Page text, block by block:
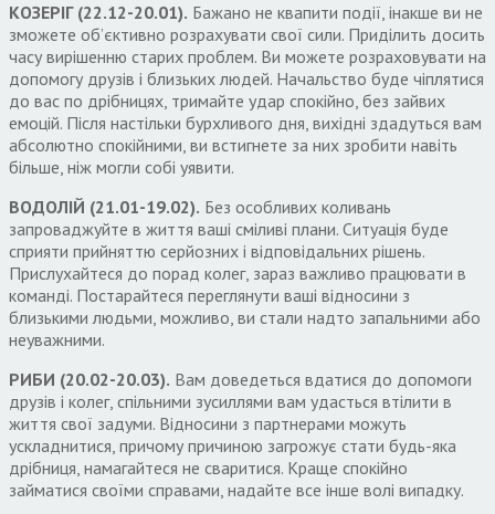
КОЗЕРІГ (22.12-20.01). Бажано не квапити події, інакше ви не
зможете об’єктивно розрахувати свої сили. Приділить досить
часу вирішенню старих проблем. Ви можете розраховувати на
допомогу друзів і близьких людей. Начальство буде чіплятися
до вас по дрібницях, тримайте удар спокійно, без зайвих
емоцій. Після настільки бурхливого дня, вихідні здадуться вам
абсолютно спокійними, ви встигнете за них зробити навіть
більше, ніж могли собі уявити.
ВОДОЛІЙ (21.01-19.02). Без особливих коливань
запроваджуйте в життя ваші сміливі плани. Ситуація буде
сприяти прийняттю серйозних і відповідальних рішень.
Прислухайтеся до порад колег, зараз важливо працювати в
команді. Постарайтеся переглянути ваші відносини з
близькими людьми, можливо, ви стали надто запальними або
неуважними.
РИБИ (20.02-20.03). Вам доведеться вдатися до допомоги
друзів і колег, спільними зусиллями вам удасться втілити в
життя свої задуми. Відносини з партнерами можуть
ускладнитися, причому причиною загрожує стати будь-яка
дрібниця, намагайтеся не сваритися. Краще спокійно
займатися своїми справами, надайте все інше волі випадку.